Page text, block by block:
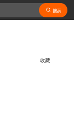
搜索
收藏